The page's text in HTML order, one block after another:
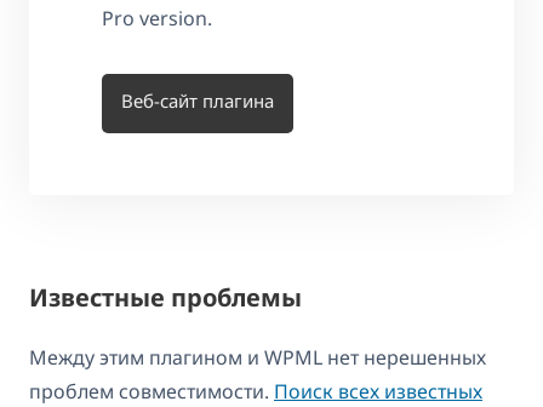
Pro version.
Веб-сайт плагина
Известные проблемы
Между этим плагином и WPML нет нерешенных
проблем совместимости. Поиск всех известных